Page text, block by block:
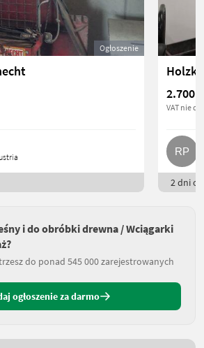
Ogłoszenie
2.700 €
VAT nie
2 dni
i do obróbki drewna / Wciągarki
do ponad 545 000 zarejestrowanych
ogłoszenie za darmo